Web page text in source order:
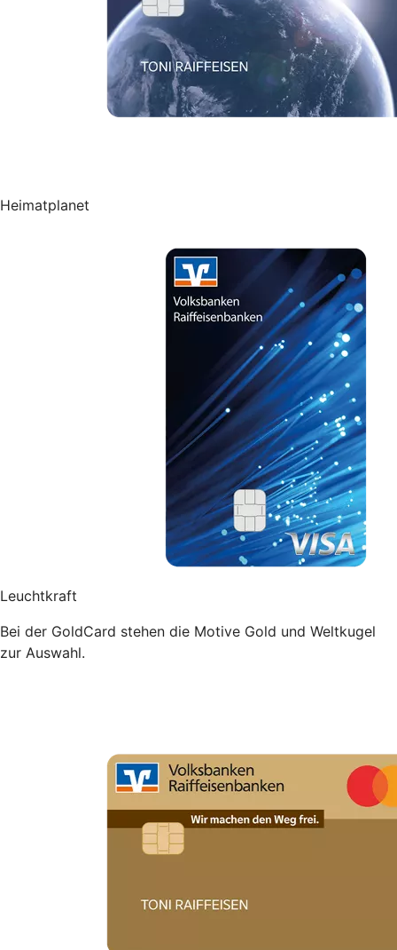
Heimatplanet
Leuchtkraft
Bei der GoldCard stehen die Motive Gold und Weltkugel
zur Auswahl.